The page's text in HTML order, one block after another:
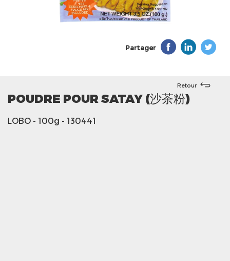
Partager
Retour
POUDRE POUR SATAY (沙茶粉)
LOBO - 100g - 130441